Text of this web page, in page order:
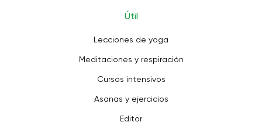
Útil
Lecciones de yoga
Meditaciones y respiración
Cursos intensivos
Asanas y ejercicios
Editor